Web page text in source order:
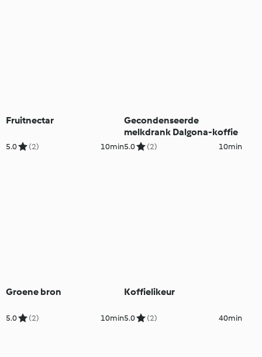
Fruitnectar
5.0 (2) 10min
Gecondenseerde
melkdrank Dalgona-koffie
5.0 (2) 10min
Groene bron
5.0 (2) 10min
Koffielikeur
5.0 (2) 40min